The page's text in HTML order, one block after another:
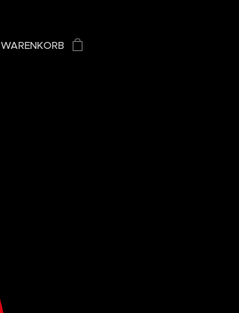
WARENKORB